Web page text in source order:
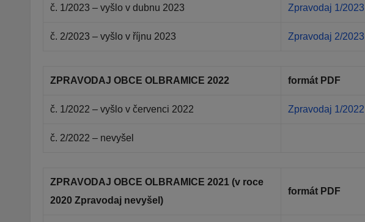
č. 1/2023 – vyšlo v dubnu 2023 Zpravodaj 1/2023
č. 2/2023 – vyšlo v říjnu 2023 Zpravodaj 2/2023
ZPRAVODAJ OBCE OLBRAMICE 2022 formát PDF
č. 1/2022 – vyšlo v červenci 2022 Zpravodaj 1/2022
č. 2/2022 – nevyšel
ZPRAVODAJ OBCE OLBRAMICE 2021 (v roce
2020 Zpravodaj nevyšel)
formát PDF